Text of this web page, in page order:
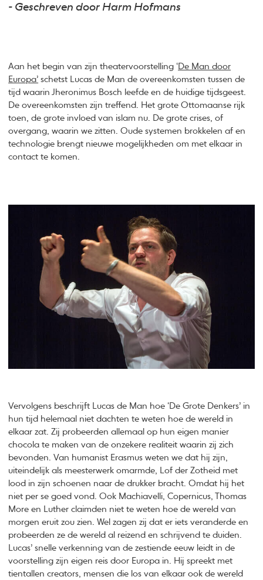
- Geschreven door Harm Hofmans
Aan het begin van zijn theatervoorstelling ‘De Man door
Europa’ schetst Lucas de Man de overeenkomsten tussen de
tijd waarin Jheronimus Bosch leefde en de huidige tijdsgeest.
De overeenkomsten zijn treffend. Het grote Ottomaanse rijk
toen, de grote invloed van islam nu. De grote crises, of
overgang, waarin we zitten. Oude systemen brokkelen af en
technologie brengt nieuwe mogelijkheden om met elkaar in
contact te komen.
Vervolgens beschrijft Lucas de Man hoe ‘De Grote Denkers’ in
hun tijd helemaal niet dachten te weten hoe de wereld in
elkaar zat. Zij probeerden allemaal op hun eigen manier
chocola te maken van de onzekere realiteit waarin zij zich
bevonden. Van humanist Erasmus weten we dat hij zijn,
uiteindelijk als meesterwerk omarmde, Lof der Zotheid met
lood in zijn schoenen naar de drukker bracht. Omdat hij het
niet per se goed vond. Ook Machiavelli, Copernicus, Thomas
More en Luther claimden niet te weten hoe de wereld van
morgen eruit zou zien. Wel zagen zij dat er iets veranderde en
probeerden ze de wereld al reizend en schrijvend te duiden.
Lucas’ snelle verkenning van de zestiende eeuw leidt in de
voorstelling zijn eigen reis door Europa in. Hij spreekt met
tientallen creators, mensen die los van elkaar ook de wereld